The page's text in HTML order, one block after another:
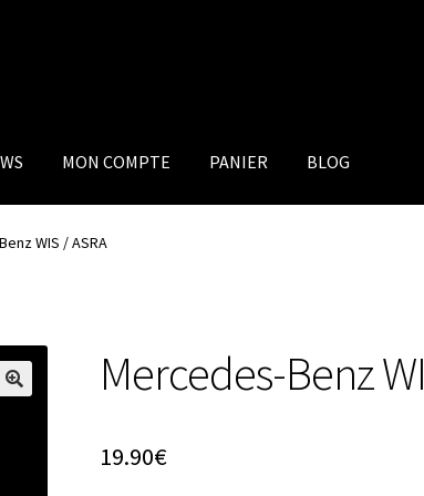
MON COMPTE PANIER BLOG
WIS / ASRA
Mercedes-Benz
19.90€